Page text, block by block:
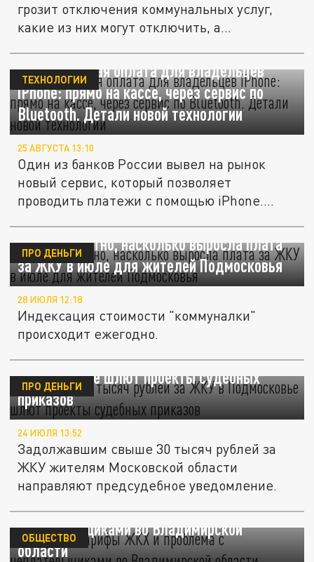
грозит отключения коммунальных услуг,
какие из них могут отключить, а...
Бесконтактная оплата для владельцев
iPhone: прямо на кассе, через сервис по
Bluetooth. Детали новой технологии
ТЕХНОЛОГИИ
25 АВГУСТА 13:10
Один из банков России вывел на рынок
новый сервис, который позволяет
проводить платежи с помощью iPhone.
Стало известно, насколько выросла плата
за ЖКУ в июле для жителей Подмосковья
ПРО ДЕНЬГИ
28 ИЮЛЯ 12:18
Индексация стоимости "коммуналки"
происходит ежегодно.
При долге 30 тысяч рублей за ЖКУ в
Подмосковье шлют проекты судебных
приказов
ПРО ДЕНЬГИ
24 ИЮЛЯ 13:52
Задолжавшим свыше 30 тысяч рублей за
ЖКУ жителям Московской области
направляют предсудебное уведомление.
Растущие тарифы ЖКХ и проблема с
неплательщиками во Владимирской
области
ОБЩЕСТВО